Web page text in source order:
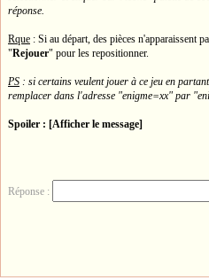
réponse.
Rque : Si au départ, des pièces n'apparaissent
"Rejouer" pour les repositionner.
PS : si certains veulent jouer à ce jeu en
remplacer dans l'adresse "enigme=xx" par
Spoiler : [Afficher le message]
Réponse :